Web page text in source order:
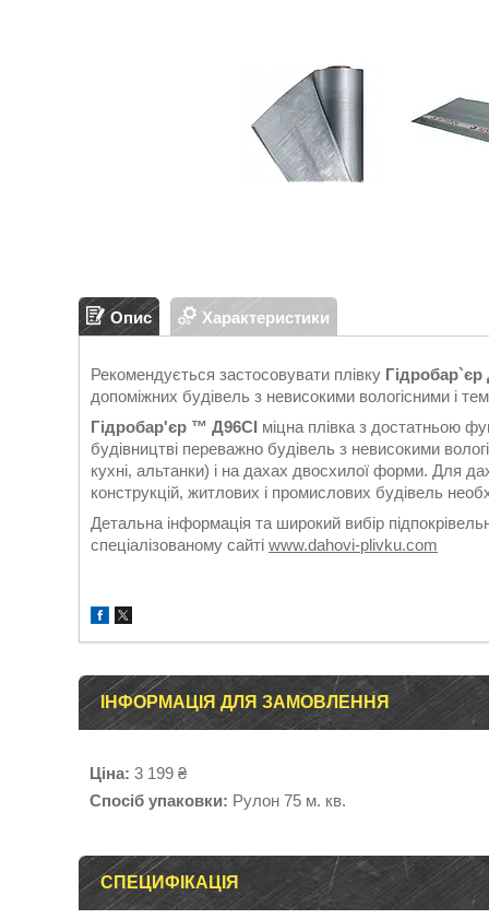
Опис Характеристики
Рекомендується застосовувати плівку Гідробар`єр
допоміжних будівель з невисокими вологісними і
Гідробар'єр ™ Д96СІ міцна плівка з достатньою
будівництві переважно будівель з невисокими
кухні, альтанки) і на дахах двосхилої форми. Для
конструкцій, житлових і промислових будівель
Детальна інформація та широкий вибір
спеціалізованому сайті www.dahovi-plivku.com
ІНФОРМАЦІЯ ДЛЯ ЗАМОВЛЕННЯ
Ціна: 3 199 ₴
Спосіб упаковки: Рулон 75 м. кв.
СПЕЦИФІКАЦІЯ